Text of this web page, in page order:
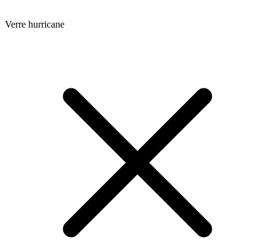
Verre hurricane